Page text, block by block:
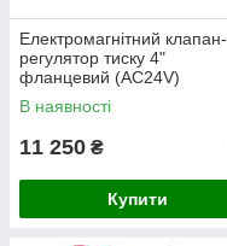
Електромагнітний клапан-
регулятор тиску 4"
фланцевий (AC24V)
В наявності
11 250 ₴
Купити